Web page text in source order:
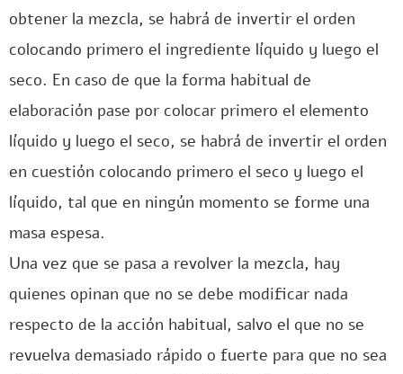
obtener la mezcla, se habrá de invertir el orden
colocando primero el ingrediente líquido y luego el
seco. En caso de que la forma habitual de
elaboración pase por colocar primero el elemento
líquido y luego el seco, se habrá de invertir el orden
en cuestión colocando primero el seco y luego el
líquido, tal que en ningún momento se forme una
masa espesa.
Una vez que se pasa a revolver la mezcla, hay
quienes opinan que no se debe modificar nada
respecto de la acción habitual, salvo el que no se
revuelva demasiado rápido o fuerte para que no sea